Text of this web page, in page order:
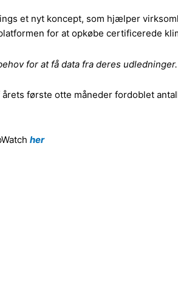
et nyt koncept, som hjælper
for at opkøbe certificerede
for at få data fra deres
årets første otte måneder fordoblet
her